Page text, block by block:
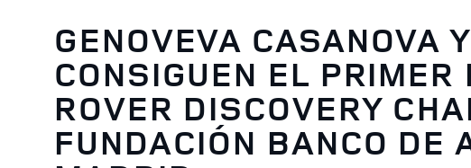
GENOVEVA CASANOVA
CONSIGUEN EL
ROVER DISCOVERY
FUNDACIÓN BANCO DE